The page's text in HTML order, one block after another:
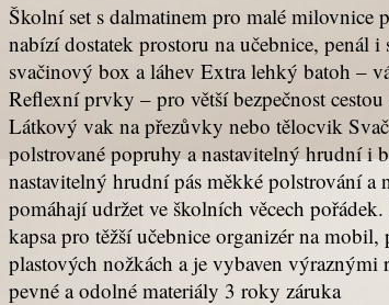
Školní set s dalmatinem pro malé
nabízí dostatek prostoru na učebnice, penál
svačinový box a láhev Extra lehký batoh –
Reflexní prvky – pro větší bezpečnost
Látkový vak na přezůvky nebo tělocvik
polstrované popruhy a nastavitelný hrudní i
nastavitelný hrudní pás měkké polstrování
pomáhají udržet ve školních věcech
kapsa pro těžší učebnice organizér na
plastových nožkách a je vybaven
pevné a odolné materiály 3 roky záruka